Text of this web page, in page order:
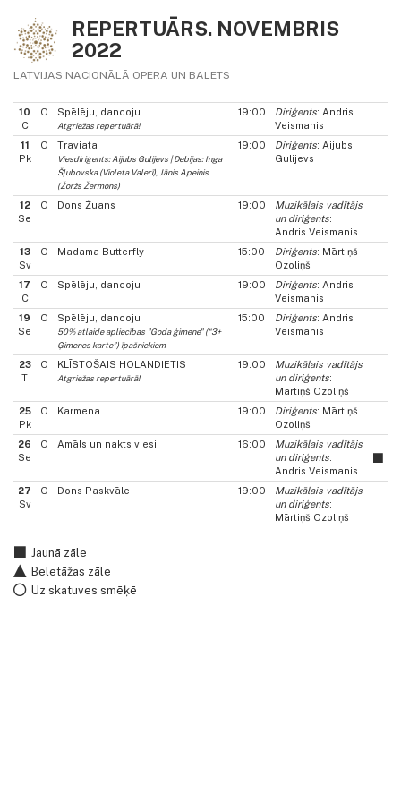
REPERTUĀRS. NOVEMBRIS
2022
LATVIJAS NACIONĀLĀ OPERA UN BALETS
10
C
O Spēlēju, dancoju
Atgriežas repertuārā!
19:00 Diriģents: Andris
Veismanis
11
Pk
O Traviata
Viesdiriģents: Aijubs Gulijevs | Debijas: Inga
Šļubovska (Violeta Valerī), Jānis Apeinis
(Žoržs Žermons)
19:00 Diriģents: Aijubs
Gulijevs
12
Se
O Dons Žuans 19:00
Muzikālais vadītājs
un diriģents:
Andris Veismanis
13
Sv
O Madama Butterfly 15:00 Diriģents: Mārtiņš
Ozoliņš
17
C
O Spēlēju, dancoju 19:00 Diriģents: Andris
Veismanis
19
Se
O Spēlēju, dancoju
50% atlaide apliecības "Goda ģimene" (“3+
Ģimenes karte”) īpašniekiem
15:00 Diriģents: Andris
Veismanis
23
T
O KLĪSTOŠAIS HOLANDIETIS
Atgriežas repertuārā!
19:00
Muzikālais vadītājs
un diriģents:
Mārtiņš Ozoliņš
25
Pk
O Karmena 19:00 Diriģents: Mārtiņš
Ozoliņš
26
Se
O Amāls un nakts viesi 16:00
Muzikālais vadītājs
un diriģents:
Andris Veismanis
27
Sv
O Dons Paskvāle 19:00
Muzikālais vadītājs
un diriģents:
Mārtiņš Ozoliņš
Jaunā zāle
Beletāžas zāle
Uz skatuves smēķē